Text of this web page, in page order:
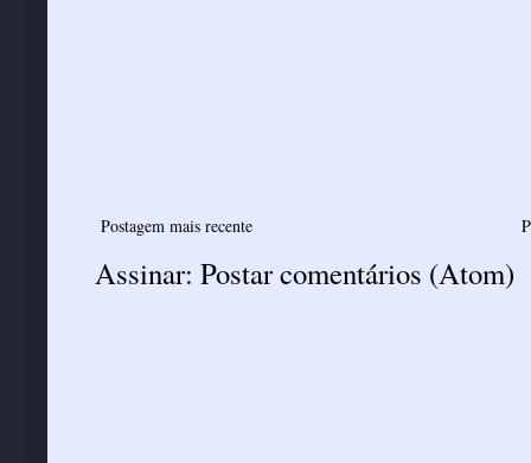
Postagem mais recente
Assinar: Postar comentários (Atom)